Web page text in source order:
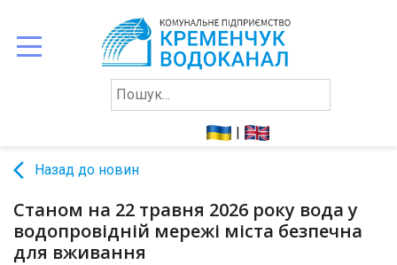
ЗВІТНІСТЬ
КОНТАКТИ
|
arrow_back_ios Назад до новин
Станом на 22 травня 2026 року вода у
водопровідній мережі міста безпечна
для вживання